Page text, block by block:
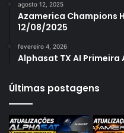
Azamerica
Azamerica
Azamerica
Azamerica
Azamerica
agosto 12, 2025
Azamerica Champions
12/08/2025
fevereiro 4, 2026
Alphasat TX AI
Últimas postagens